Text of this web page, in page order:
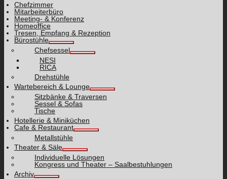
Chefzimmer
Mitarbeiterbüro
Meeting- & Konferenz
Homeoffice
Tresen, Empfang & Rezeption
Bürostühle
Chefsessel
NESI
RICA
Drehstühle
Wartebereich & Lounge
Sitzbänke & Traversen
Sessel & Sofas
Tische
Hotellerie & Miniküchen
Cafe & Restaurant
Metallstühle
Theater & Säle
Individuelle Lösungen
Kongress und Theater – Saalbestuhlungen
Archiv